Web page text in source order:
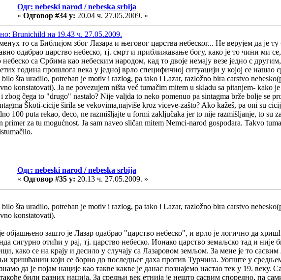
Одг: nebeski narod / nebeska srbija
« Одговор #34 у: 20.04 ч. 27.05.2009. »
Brunichild на 19.43 ч. 27.05.2009.
то са Библијом због Лазара и његовог царства небеског... Не верујем да је
одабрао царство небеско, тј. смрт и приближавање богу, како је то чини ми
небеско са Србима као небеским народом, кад то двоје немају везе једно с
година прошлога века у једној врло специфичној ситуацији у којој се нашао
bilo šta uradilo, potreban je motiv i razlog, pa tako i Lazar, razložno bira carstvo
konstatovati). Ja ne povezujem ništa već tumačim mitem u skladu sa pitanjem- kako
zbog čega to "drugo" nastalo? Nije valjda to neko pomenuo pa sintagma brže bolje se
Škoti-cicije širila se vekovima,najviše kroz viceve-zašto? Ako kažeš, pa oni su
100 puta rekao, deco, ne razmišljajte u formi zaključaka jer to nije razmišljanje, to su
primer za tu mogućnost. Ja sam naveo sličan mitem Nemci-narod gospodara. Takvo
Одг: nebeski narod / nebeska srbija
« Одговор #35 у: 20.13 ч. 27.05.2009. »
bilo šta uradilo, potreban je motiv i razlog, pa tako i Lazar, razložno bira carstvo
konstatovati).
објашњено зашто је Лазар одабрао "царство небеско", и врло је логично да
сигурно отићи у рај, тј. царство небеско. Ионако царство земаљско тад и
како се на крају и десило у случају са Лазаровом земљом. За мене је то
хришћанин који се борио до последњег даха против Турчина. Уопште у
да је појам нације као такве какве је данас познајемо настао тек у 19.
били разних нација. За средњи век етнија је нешто сасвим споредно, па